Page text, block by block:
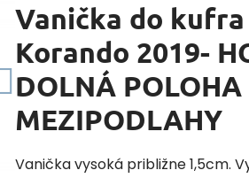
Vanička do kufra
Korando 2019-
DOLNÁ POLOHA
MEZIPODLAHY
Vanička vysoká približne 1,5cm.